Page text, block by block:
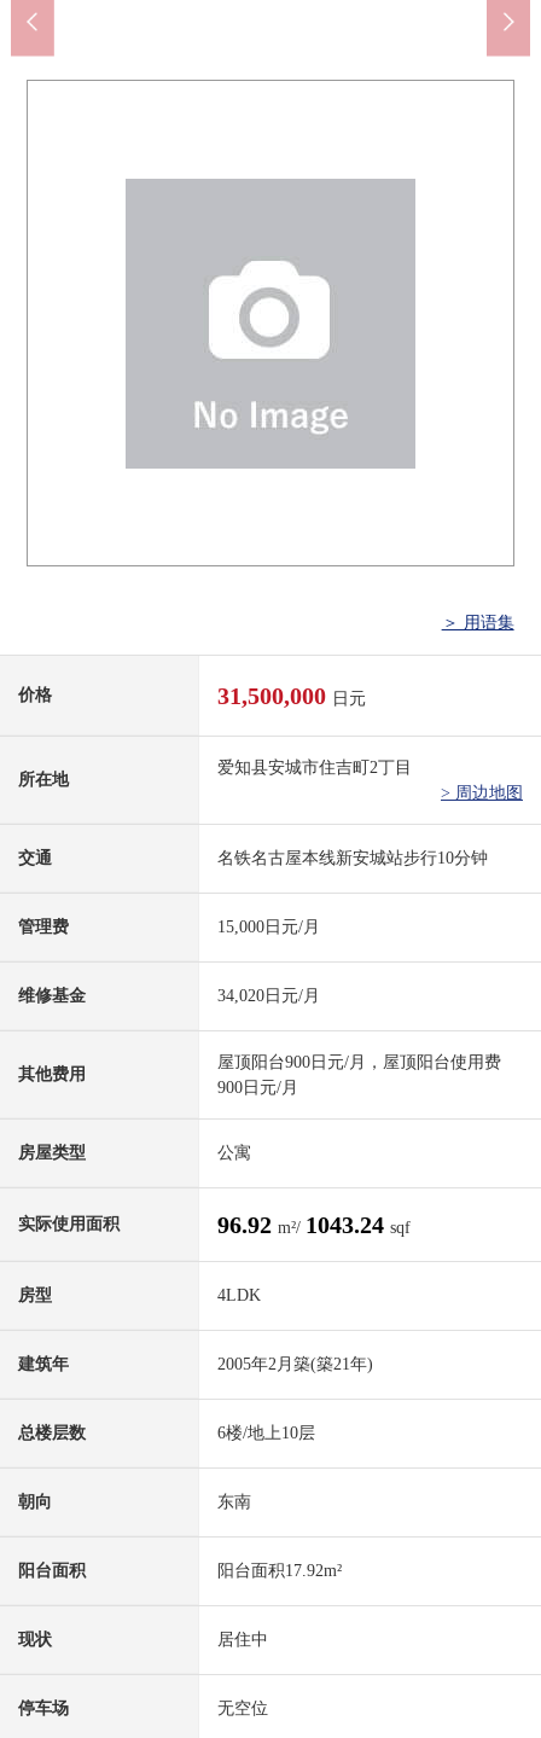
＞ 用语集
价格 31,500,000 日元
所在地
爱知县安城市住吉町2丁目
> 周边地图
交通 名铁名古屋本线新安城站步行10分钟
管理费 15,000日元/月
维修基金 34,020日元/月
其他费用
屋顶阳台900日元/月，屋顶阳台使用费
900日元/月
房屋类型 公寓
实际使用面积 96.92 m²/ 1043.24 sqf
房型 4LDK
建筑年 2005年2月築(築21年)
总楼层数 6楼/地上10层
朝向 东南
阳台面积 阳台面积17.92m²
现状 居住中
停车场 无空位